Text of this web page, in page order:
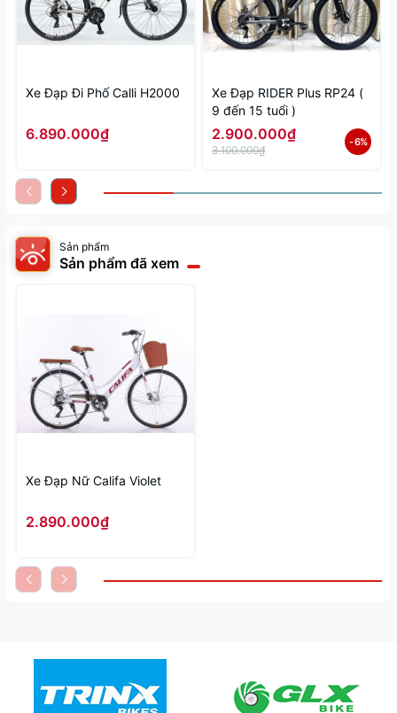
Xe Đạp Đi Phố Calli H2000
6.890.000₫
Xe Đạp RIDER Plus RP24 (
9 đến 15 tuổi )
2.900.000₫
3.100.000₫
- 6%
Sản phẩm
Sản phẩm đã xem
Xe Đạp Nữ Califa Violet
2.890.000₫